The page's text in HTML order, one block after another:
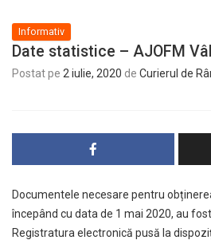
Informativ
Date statistice – AJOFM
Postat pe 2 iulie, 2020 de Curierul de
Documentele necesare pentru
începând cu data de 1 mai 2020, au
Registratura electronică pusă la